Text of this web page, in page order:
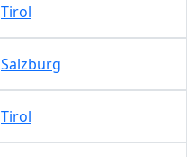
Tirol
Salzburg
Tirol